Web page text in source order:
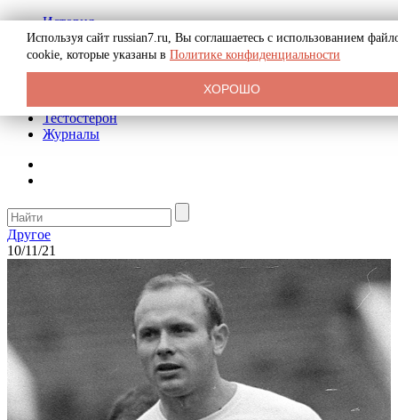
История
Биография
Криминал
Реклама на сайте
Тестостерон
Журналы
Другое
10/11/21
Используя сайт russian7.ru, Вы соглашаетесь с использованием
cookie, которые указаны в Политике конфиденциальности
ХОРОШО